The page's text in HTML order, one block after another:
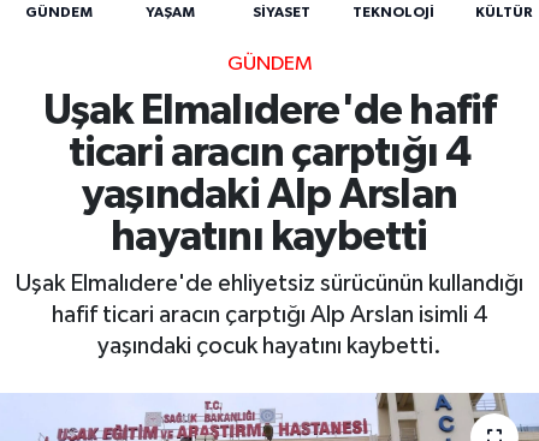
GÜNDEM YAŞAM SIYASET TEKNOLOJI KÜLTÜR
GÜNDEM
Uşak Elmalıdere'de hafif
ticari aracın çarptığı 4
yaşındaki Alp Arslan
hayatını kaybetti
Uşak Elmalıdere'de ehliyetsiz sürücünün kullandığı
hafif ticari aracın çarptığı Alp Arslan isimli 4
yaşındaki çocuk hayatını kaybetti.
Son Dakika Haberleri
Haber Arşivi